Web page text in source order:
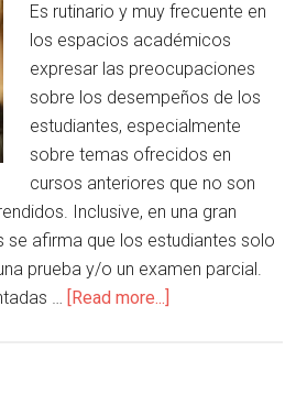
Es rutinario y muy frecuente en
los espacios académicos
expresar las preocupaciones
sobre los desempeños de los
estudiantes, especialmente
sobre temas ofrecidos en
cursos anteriores que no son
Inclusive, en una gran
se afirma que los estudiantes solo
prueba y/o un examen parcial.
… [Read more...]